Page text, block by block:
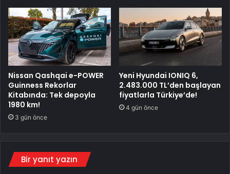
Nissan Qashqai e-POWER
Guinness Rekorlar
Kitabında: Tek depoyla
1980 km!
3 gün önce
Yeni Hyundai IONIQ 6,
2.483.000 TL’den başlayan
fiyatlarla Türkiye’de!
4 gün önce
Bir yanıt yazın